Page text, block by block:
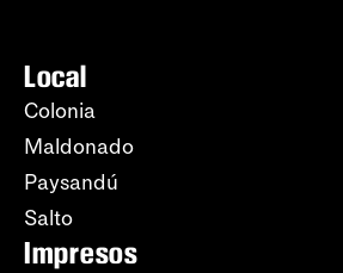
Local
Colonia
Maldonado
Paysandú
Salto
Impresos